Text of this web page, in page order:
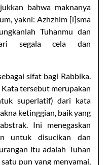
bahwa maknanya
yakni: Azhzhim [i]sma
Tuhanmu dan
segala cela dan
sifat bagi Rabbika.
tersebut merupakan
superlatif) dari kata
ketinggian, baik yang
Ini menegaskan
untuk disucikan dan
itu adalah Tuhan
pun yang menyamai,